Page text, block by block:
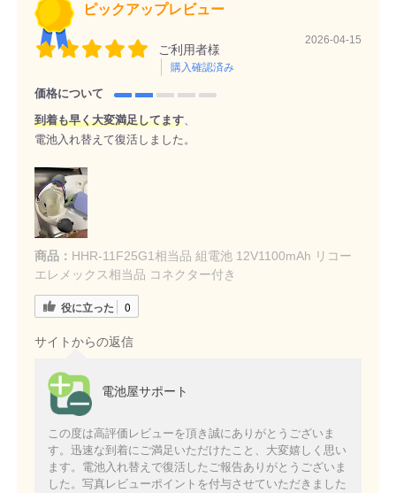
ピックアップレビュー
ご利用者様
購入確認済み
2026-04-15
価格について
到着も早く大変満足してます、
電池入れ替えて復活しました。
商品： HHR-11F25G1相当品 組電池 12V1100mAh リコー
エレメックス相当品 コネクター付き
役に立った 0
サイトからの返信
電池屋サポート
この度は高評価レビューを頂き誠にありがとうございま
す。迅速な到着にご満足いただけたこと、大変嬉しく思い
ます。電池入れ替えで復活したご報告ありがとうございま
した。写真レビューポイントを付与させていただきました